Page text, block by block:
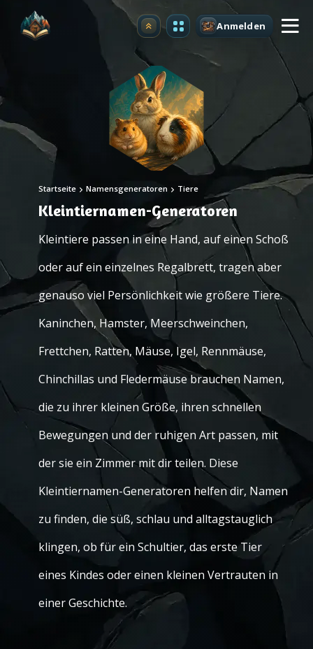
Upgrade Anmelden
Startseite Namensgeneratoren Tiere
Kleintiernamen-Generatoren
Kleintiere passen in eine Hand, auf einen Schoß
oder auf ein einzelnes Regalbrett, tragen aber
genauso viel Persönlichkeit wie größere Tiere.
Kaninchen, Hamster, Meerschweinchen,
Frettchen, Ratten, Mäuse, Igel, Rennmäuse,
Chinchillas und Fledermäuse brauchen Namen,
die zu ihrer kleinen Größe, ihren schnellen
Bewegungen und der ruhigen Art passen, mit
der sie ein Zimmer mit dir teilen. Diese
Kleintiernamen-Generatoren helfen dir, Namen
zu finden, die süß, schlau und alltagstauglich
klingen, ob für ein Schultier, das erste Tier
eines Kindes oder einen kleinen Vertrauten in
einer Geschichte.